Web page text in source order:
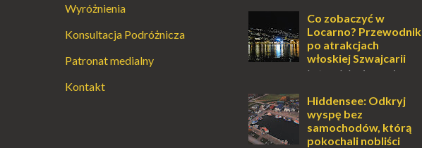
Wyróżnienia
Konsultacja Podróżnicza
Patronat medialny
Kontakt
Dla jednych to może wydawać się
ucieczką od świata, treningiem
przetrwania lub romantycznym
życiem. Dla innych to nieustanne
przebywanie z B...
Co zobaczyć w
Locarno? Przewodnik
po atrakcjach
włoskiej Szwajcarii
Latem lub zimą, wiosną
miejsce, które zdecydowanie warto
odwiedzić. Moja zimowa podróż do
Locarno gwara...
Hiddensee: Odkryj
wyspę bez
samochodów, którą
pokochali nobliści